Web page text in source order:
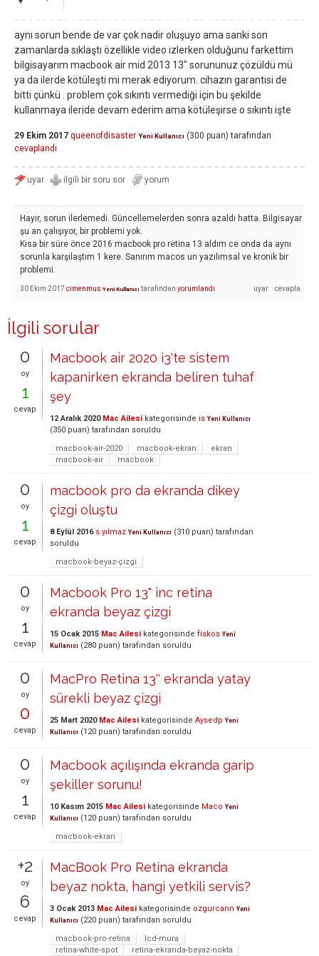
aynı sorun bende de var çok nadir oluşuyo ama sanki son
zamanlarda sıklaştı özellikle video izlerken olduğunu farkettim
bilgisayarım macbook air mid 2013 13" sorununuz çözüldü mü
ya da ilerde kötüleşti mi merak ediyorum. cihazın garantisi de
bitti çünkü . problem çok sıkıntı vermediği için bu şekilde
kullanmaya ileride devam ederim ama kötüleşirse o sıkıntı işte
29 Ekim 2017 queenofdisaster Yeni Kullanıcı (300 puan) tarafından
cevaplandı
Hayır, sorun ilerlemedi. Güncellemelerden sonra azaldı hatta. Bilgisayar
şu an çalışıyor, bir problemi yok.
Kısa bir süre önce 2016 macbook pro retina 13 aldım ce onda da aynı
sorunla karşılaştım 1 kere. Sanırım macos un yazılımsal ve kronik bir
problemi.
30 Ekim 2017 cimenmus Yeni Kullanıcı tarafından yorumlandı
İlgili sorular
0
oy
1
cevap
Macbook air 2020 i3'te sistem
kapanirken ekranda beliren tuhaf
şey
12 Aralık 2020 Mac Ailesi kategorisinde is Yeni Kullanıcı
(350 puan) tarafından soruldu
macbook-air-2020
macbook-ekran
ekran
macbook-air
macbook
0
oy
1
cevap
macbook pro da ekranda dikey
çizgi oluştu
8 Eylül 2016 s.yılmaz Yeni Kullanıcı (310 puan) tarafından
soruldu
macbook-beyaz-çizgi
0
oy
1
cevap
Macbook Pro 13" inc retina
ekranda beyaz çizgi
15 Ocak 2015 Mac Ailesi kategorisinde fiskos Yeni
Kullanıcı (280 puan) tarafından soruldu
0
oy
0
cevap
MacPro Retina 13'' ekranda yatay
sürekli beyaz çizgi
25 Mart 2020 Mac Ailesi kategorisinde Aysedp Yeni
Kullanıcı (120 puan) tarafından soruldu
0
oy
1
cevap
Macbook açılışında ekranda garip
şekiller sorunu!
10 Kasım 2015 Mac Ailesi kategorisinde Maco Yeni
Kullanıcı (120 puan) tarafından soruldu
macbook-ekran
+2
oy
6
cevap
MacBook Pro Retina ekranda
beyaz nokta, hangi yetkili servis?
3 Ocak 2013 Mac Ailesi kategorisinde ozgurcann Yeni
Kullanıcı (220 puan) tarafından soruldu
macbook-pro-retina
lcd-mura
retina-white-spot
retina-ekranda-beyaz-nokta